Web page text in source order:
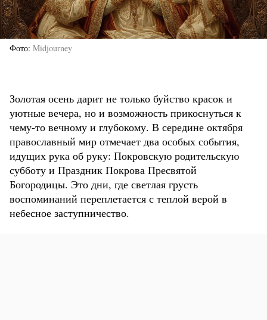
Фото Midjourney
Золотая осень дарит не только буйство красок и
уютные вечера, но и возможность прикоснуться к
чему-то вечному и глубокому. В середине октября
православный мир отмечает два особых события,
идущих рука об руку: Покровскую родительскую
субботу и Праздник Покрова Пресвятой
Богородицы. Это дни, где светлая грусть
воспоминаний переплетается с теплой верой в
небесное заступничество.